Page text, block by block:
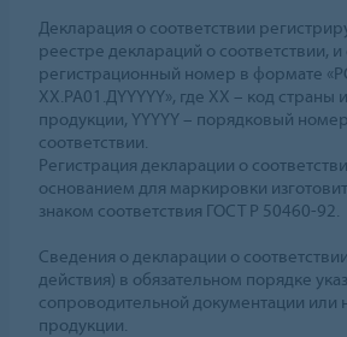
Декларация о соответствии
реестре деклараций о соответствии,
регистрационный номер в формате
ХХ.РА01.ДYYYYY», где ХХ – код страны
продукции, YYYYY – порядковый
соответствии.
Регистрация декларации о
основанием для маркировки
знаком соответствия ГОСТ Р 50460-92.
Сведения о декларации о
действия) в обязательном порядке
сопроводительной документации или
продукции.